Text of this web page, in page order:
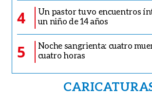
4
Un pastor tuvo encuentros
un niño de 14 años
5
Noche sangrienta: cuatro
cuatro horas